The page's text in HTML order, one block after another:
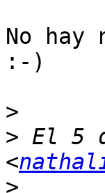
No hay
:-)
>
> El 5
<
>